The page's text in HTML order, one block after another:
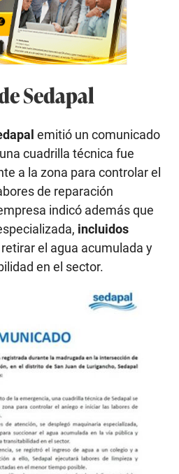
Sedapal
emitió un comunicado
cuadrilla técnica fue
a la zona para controlar el
de reparación
indicó además que
incluidos
retirar el agua acumulada y
en el sector.